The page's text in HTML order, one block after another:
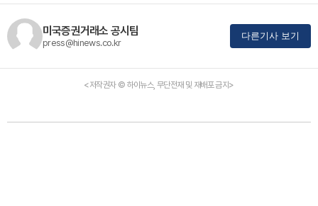
미국증권거래소 공시팀
press@hinews.co.kr
다른기사 보기
<저작권자 © 하이뉴스, 무단전재 및 재배포 금지>